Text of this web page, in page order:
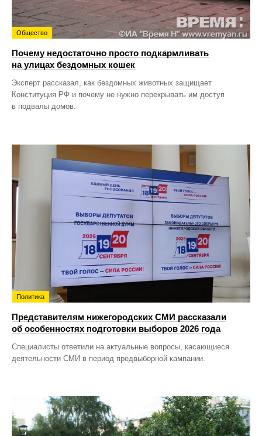
Общество
Почему недостаточно просто подкармливать
на улицах бездомных кошек
Эксперт рассказал, как бездомных животных защищает
Конституция РФ и почему не нужно перекрывать им доступ
в подвалы домов.
Политика
Представителям нижегородских СМИ рассказали
об особенностях подготовки выборов 2026 года
Специалисты ответили на актуальные вопросы, касающиеся
деятельности СМИ в период предвыборной кампании.